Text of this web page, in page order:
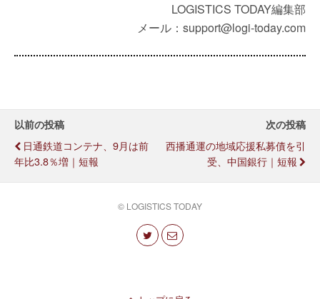
LOGISTICS TODAY編集部
メール：support@logi-today.com
以前の投稿
日通鉄道コンテナ、9月は前
年比3.8％増｜短報
次の投稿
西播通運の地域応援私募債を引
受、中国銀行｜短報
© LOGISTICS TODAY